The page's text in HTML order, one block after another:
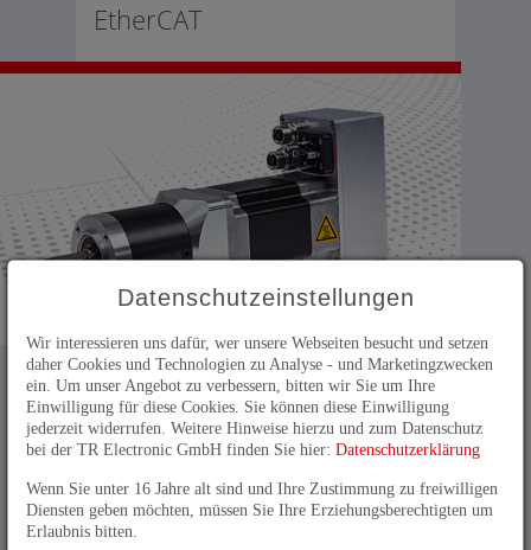
EtherCAT
Die dezentralen Antriebe von TR-Electronic aus der
encoTRive Baureihe unterstützen neu auch die
Schnittstelle EtherCAT. Seit Januar werden Stellantriebe
der Baureihe MA mit EtherCAT ausgeliefert. Die
Kommunikation nutzt die Standards des CANopen DSP
Protokoll eingebettet werden. Mit dem spezifizierten
Protokoll CANopen over EtherCAT (CoE) wird die
Nutzung des Antriebsprofils von CANopen über
Datenschutzeinstellungen
Wir interessieren uns dafür, wer unsere Webseiten besucht und setzen
daher Cookies und Technologien zu Analyse - und Marketingzwecken
ein. Um unser Angebot zu verbessern, bitten wir Sie um Ihre
Einwilligung für diese Cookies. Sie können diese Einwilligung
jederzeit widerrufen. Weitere Hinweise hierzu und zum Datenschutz
bei der TR Electronic GmbH finden Sie hier:Datenschutzerklärung
Wenn Sie unter 16 Jahre alt sind und Ihre Zustimmung zu freiwilligen
Diensten geben möchten, müssen Sie Ihre Erziehungsberechtigten um
Erlaubnis bitten.